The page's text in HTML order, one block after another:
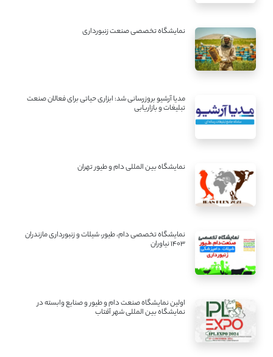
نمایشگاه تخصصی صنعت زنبورداری
مدیا آرشیو بروزرسانی شد: ابزاری حیاتی برای فعالان صنعت
تبلیغات و بازاریابی
نمایشگاه بین المللی دام و طیور تهران
نمایشگاه تخصصی دام، طیور، شیلات و زنبورداری مازندران
1403 نیاوران
اولین نمایشگاه صنعت دام و طیور و صنایع وابسته در
نمایشگاه بین المللی شهر آفتاب